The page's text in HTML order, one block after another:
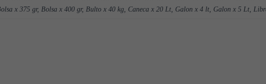
x 375 gr, Bolsa x 400 gr, Bulto x 40 kg, Caneca x 20 Lt, Galon x 4 lt, Galon x 5 Lt,